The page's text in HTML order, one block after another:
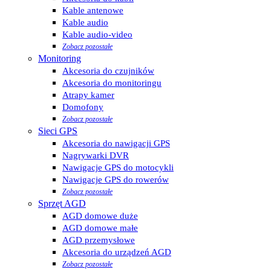
Kable antenowe
Kable audio
Kable audio-video
Zobacz pozostałe
Monitoring
Akcesoria do czujników
Akcesoria do monitoringu
Atrapy kamer
Domofony
Zobacz pozostałe
Sieci GPS
Akcesoria do nawigacji GPS
Nagrywarki DVR
Nawigacje GPS do motocykli
Nawigacje GPS do rowerów
Zobacz pozostałe
Sprzęt AGD
AGD domowe duże
AGD domowe małe
AGD przemysłowe
Akcesoria do urządzeń AGD
Zobacz pozostałe